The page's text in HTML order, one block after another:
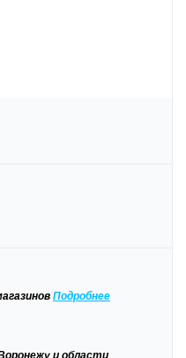
Подробнее